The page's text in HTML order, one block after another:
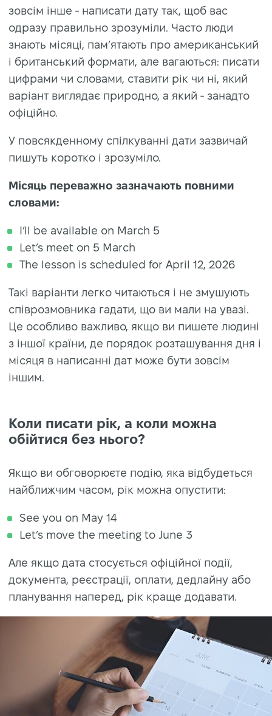
зовсім інше - написати дату так, щоб вас
одразу правильно зрозуміли. Часто люди
знають місяці, пам’ятають про американський
і британський формати, але вагаються: писати
цифрами чи словами, ставити рік чи ні, який
варіант виглядає природно, а який - занадто
офіційно.
У повсякденному спілкуванні дати зазвичай
пишуть коротко і зрозуміло.
Місяць переважно зазначають повними
словами:
I’ll be available on March 5
Let’s meet on 5 March
The lesson is scheduled for April 12, 2026
Такі варіанти легко читаються і не змушують
співрозмовника гадати, що ви мали на увазі.
Це особливо важливо, якщо ви пишете людині
з іншої країни, де порядок розташування дня і
місяця в написанні дат може бути зовсім
іншим.
Коли писати рік, а коли можна
обійтися без нього?
Якщо ви обговорюєте подію, яка відбудеться
найближчим часом, рік можна опустити:
See you on May 14
Let’s move the meeting to June 3
Але якщо дата стосується офіційної події,
документа, реєстрації, оплати, дедлайну або
планування наперед, рік краще додавати.